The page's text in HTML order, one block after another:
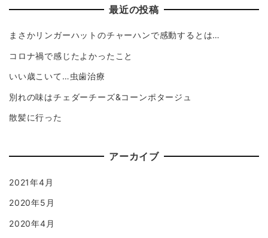
最近の投稿
まさかリンガーハットのチャーハンで感動するとは…
コロナ禍で感じたよかったこと
いい歳こいて…虫歯治療
別れの味はチェダーチーズ&コーンポタージュ
散髪に行った
アーカイブ
2021年4月
2020年5月
2020年4月